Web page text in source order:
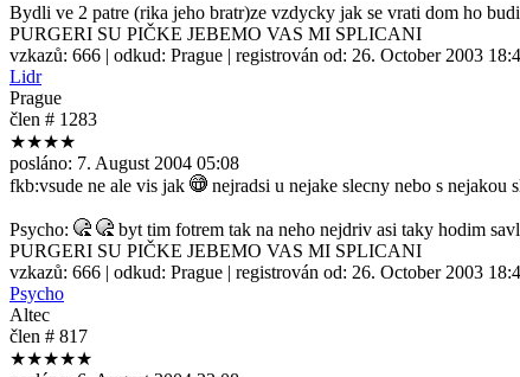
Bydli ve 2 patre (rika jeho bratr)ze vzdycky jak se vrati dom ho
PURGERI SU PIČKE JEBEMO VAS MI SPLICANI
vzkazů: 666 | odkud: Prague | registrován od: 26. October 2003
Lidr
Prague
člen # 1283
★★★★
posláno: 7. August 2004 05:08
fkb:vsude ne ale vis jak
nejradsi u nejake slecny nebo s nejakou
Psycho: byt tim fotrem tak na neho nejdriv asi taky hodim
PURGERI SU PIČKE JEBEMO VAS MI SPLICANI
vzkazů: 666 | odkud: Prague | registrován od: 26. October 2003
Psycho
Altec
člen # 817
★★★★★